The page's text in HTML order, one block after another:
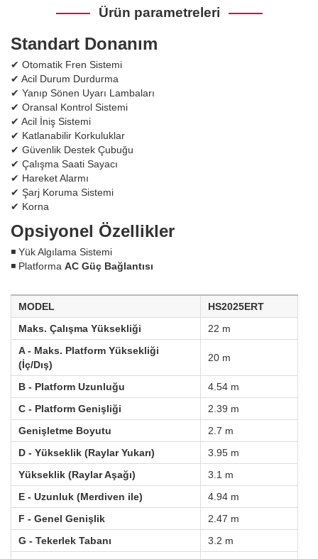
Ürün parametreleri
Standart Donanım
✔ Otomatik Fren Sistemi
✔ Acil Durum Durdurma
✔ Yanıp Sönen Uyarı Lambaları
✔ Oransal Kontrol Sistemi
✔ Acil İniş Sistemi
✔ Katlanabilir Korkuluklar
✔ Güvenlik Destek Çubuğu
✔ Çalışma Saati Sayacı
✔ Hareket Alarmı
✔ Şarj Koruma Sistemi
✔ Korna
Opsiyonel Özellikler
◾ Yük Algılama Sistemi
◾ Platforma AC Güç Bağlantısı
MODEL
HS2025ERT
Maks. Çalışma Yüksekliği
22 m
A - Maks. Platform Yüksekliği
(İç/Dış)
20 m
B - Platform Uzunluğu
4.54 m
C - Platform Genişliği
2.39 m
Genişletme Boyutu
2.7 m
D - Yükseklik (Raylar Yukarı)
3.95 m
Yükseklik (Raylar Aşağı)
3.1 m
E - Uzunluk (Merdiven ile)
4.94 m
F - Genel Genişlik
2.47 m
G - Tekerlek Tabanı
3.2 m